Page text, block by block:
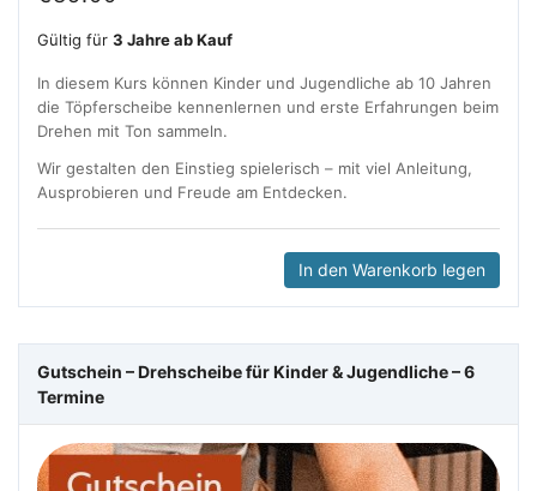
Gültig für 3 Jahre ab Kauf
In diesem Kurs können Kinder und Jugendliche ab 10 Jahren
die Töpferscheibe kennenlernen und erste Erfahrungen beim
Drehen mit Ton sammeln.
Wir gestalten den Einstieg spielerisch – mit viel Anleitung,
Ausprobieren und Freude am Entdecken.
In den Warenkorb legen
Gutschein – Drehscheibe für Kinder & Jugendliche – 6
Termine